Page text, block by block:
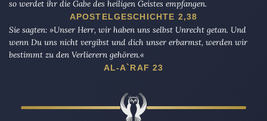
so werdet ihr die Gabe des heiligen Geistes empfangen.
APOSTELGESCHICHTE 2,38
Sie sagten: »Unser Herr, wir haben uns selbst Unrecht getan. Und
wenn Du uns nicht vergibst und dich unser erbarmst, werden wir
bestimmt zu den Verlierern gehören.«
AL-A`RAF 23